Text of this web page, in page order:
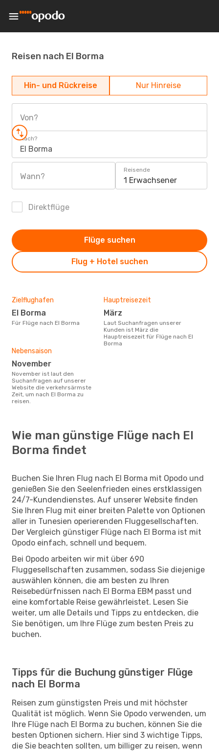
Reisen nach El Borma
Hin- und Rückreise Nur Hinreise
Von?
Nach?
El Borma
Wann?
Reisende
1 Erwachsener
Direktflüge
Flug + Hotel suchen
Flüge suchen
Zielflughafen
El Borma
Für Flüge nach El Borma
Hauptreisezeit
März
Laut Suchanfragen unserer
Kunden ist März die
Hauptreisezeit für Flüge nach El
Borma
Nebensaison
November
November ist laut den
Suchanfragen auf unserer
Website die verkehrsärmste
Zeit, um nach El Borma zu
reisen.
Wie man günstige Flüge nach El
Borma findet
Buchen Sie Ihren Flug nach El Borma mit Opodo und
genießen Sie den Seelenfrieden eines erstklassigen
24/7-Kundendienstes. Auf unserer Website finden
Sie Ihren Flug mit einer breiten Palette von Optionen
aller in Tunesien operierenden Fluggesellschaften.
Der Vergleich günstiger Flüge nach El Borma ist mit
Opodo einfach, schnell und bequem.
Bei Opodo arbeiten wir mit über 690
Fluggesellschaften zusammen, sodass Sie diejenige
auswählen können, die am besten zu Ihren
Reisebedürfnissen nach El Borma EBM passt und
eine komfortable Reise gewährleistet. Lesen Sie
weiter, um alle Details und Tipps zu entdecken, die
Sie benötigen, um Ihre Flüge zum besten Preis zu
buchen.
Tipps für die Buchung günstiger Flüge
nach El Borma
Reisen zum günstigsten Preis und mit höchster
Qualität ist möglich. Wenn Sie Opodo verwenden, um
Ihre Flüge nach El Borma zu buchen, können Sie die
besten Optionen sichern. Hier sind 3 wichtige Tipps,
die Sie beachten sollten, um billiger zu reisen, wenn